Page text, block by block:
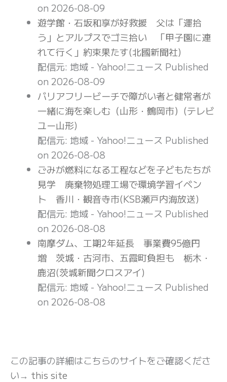
on 2026-08-09
遊学館・石坂和享が好救援 父は「運拾
う」とアルプスでゴミ拾い 「甲子園に連
れて行く」約束果たす(北國新聞社)
配信元: 地域 - Yahoo!ニュース Published
on 2026-08-09
バリアフリービーチで障がい者と健常者が
一緒に海を楽しむ（山形・鶴岡市）(テレビ
ユー山形)
配信元: 地域 - Yahoo!ニュース Published
on 2026-08-08
ごみが燃料になる工程などを子どもたちが
見学 廃棄物処理工場で環境学習イベン
ト 香川・観音寺市(KSB瀬戸内海放送)
配信元: 地域 - Yahoo!ニュース Published
on 2026-08-08
南摩ダム、工期2年延長 事業費95億円
増 茨城・古河市、五霞町負担も 栃木・
鹿沼(茨城新聞クロスアイ)
配信元: 地域 - Yahoo!ニュース Published
on 2026-08-08
この記事の詳細はこちらのサイトをご確認くださ
い→ this site